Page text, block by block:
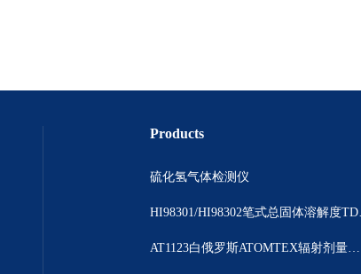
Products
硫化氢气体检测仪
AT1123白俄罗斯ATOMTEX辐射剂量测量仪